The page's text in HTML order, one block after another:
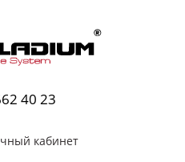
40 23
кабинет